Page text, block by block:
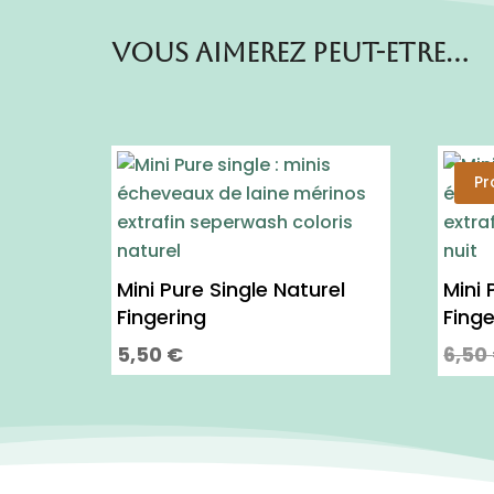
Vous aimerez peut-etre…
Mini Pure Single Naturel
Fingering
5,50 €
Ce
Mini
6,50
Ce